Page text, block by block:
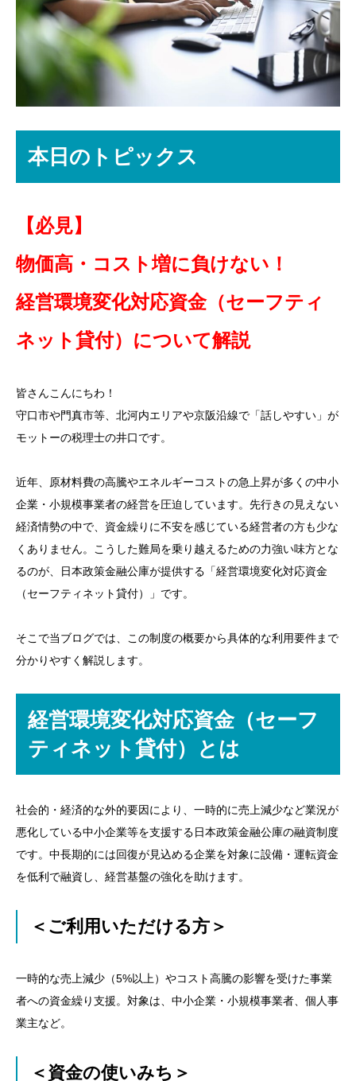
本日のトピックス
【必見】
物価高・コスト増に負けない！
経営環境変化対応資金（セーフティ
ネット貸付）について解説
皆さんこんにちわ！
守口市や門真市等、北河内エリアや京阪沿線で「話しやすい」が
モットーの税理士の井口です。
近年、原材料費の高騰やエネルギーコストの急上昇が多くの中小
企業・小規模事業者の経営を圧迫しています。先行きの見えない
経済情勢の中で、資金繰りに不安を感じている経営者の方も少な
くありません。こうした難局を乗り越えるための力強い味方とな
るのが、日本政策金融公庫が提供する「経営環境変化対応資金
（セーフティネット貸付）」です。
そこで当ブログでは、この制度の概要から具体的な利用要件まで
分かりやすく解説します。
経営環境変化対応資金（セーフ
ティネット貸付）とは
社会的・経済的な外的要因により、一時的に売上減少など業況が
悪化している中小企業等を支援する日本政策金融公庫の融資制度
です。中長期的には回復が見込める企業を対象に設備・運転資金
を低利で融資し、経営基盤の強化を助けます。
＜ご利用いただける方＞
一時的な売上減少（5%以上）やコスト高騰の影響を受けた事業
者への資金繰り支援。対象は、中小企業・小規模事業者、個人事
業主など。
＜資金の使いみち＞